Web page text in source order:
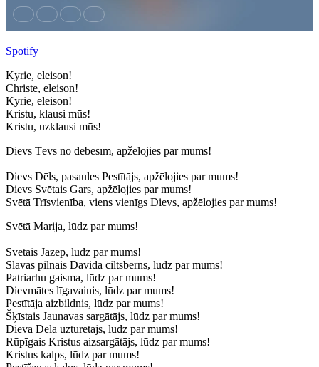
Spotify
Kyrie, eleison!
Christe, eleison!
Kyrie, eleison!
Kristu, klausi mūs!
Kristu, uzklausi mūs!
Dievs Tēvs no debesīm, apžēlojies par mums!
Dievs Dēls, pasaules Pestītājs, apžēlojies par mums!
Dievs Svētais Gars, apžēlojies par mums!
Svētā Trīsvienība, viens vienīgs Dievs, apžēlojies par mums!
Svētā Marija, lūdz par mums!
Svētais Jāzep, lūdz par mums!
Slavas pilnais Dāvida ciltsbērns, lūdz par mums!
Patriarhu gaisma, lūdz par mums!
Dievmātes līgavainis, lūdz par mums!
Pestītāja aizbildnis, lūdz par mums!
Šķīstais Jaunavas sargātājs, lūdz par mums!
Dieva Dēla uzturētājs, lūdz par mums!
Rūpīgais Kristus aizsargātājs, lūdz par mums!
Kristus kalps, lūdz par mums!